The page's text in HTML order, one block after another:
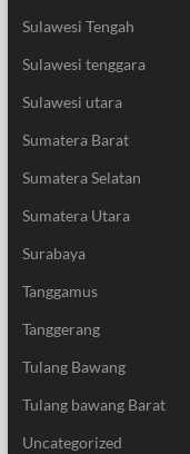
Sulawesi Tengah
Sulawesi tenggara
Sulawesi utara
Sumatera Barat
Sumatera Selatan
Sumatera Utara
Surabaya
Tanggamus
Tanggerang
Tulang Bawang
Tulang bawang Barat
Uncategorized